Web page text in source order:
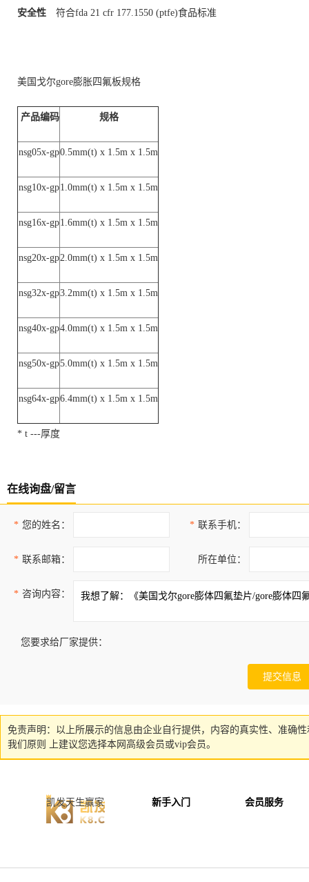
安全性 符合fda 21 cfr 177.1550 (ptfe)食品标准
美国戈尔gore膨胀四氟板规格
产品编码 规格
nsg05x-gp0.5mm(t) x 1.5m x 1.5m
nsg10x-gp1.0mm(t) x 1.5m x 1.5m
nsg16x-gp1.6mm(t) x 1.5m x 1.5m
nsg20x-gp2.0mm(t) x 1.5m x 1.5m
nsg32x-gp3.2mm(t) x 1.5m x 1.5m
nsg40x-gp4.0mm(t) x 1.5m x 1.5m
nsg50x-gp5.0mm(t) x 1.5m x 1.5m
nsg64x-gp6.4mm(t) x 1.5m x 1.5m
* t ---厚度
在线询盘/留言
* 您的姓名： * 联系手机：
* 联系邮箱： 所在单位：
* 咨询内容：
您要求给厂家提供：
免责声明：以上所展示的信息由企业自行提供，内容的真实性、准确
我们原则 上建议您选择本网高级会员或vip会员。
凯发天生赢家 新手入门 会员服务